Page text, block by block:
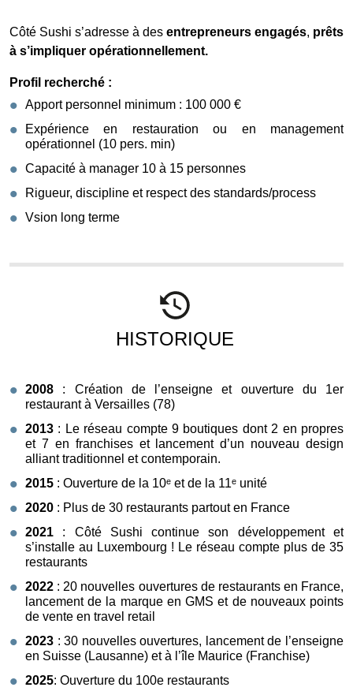
Côté Sushi s’adresse à des entrepreneurs engagés, prêts
à s’impliquer opérationnellement.
Profil recherché :
Apport personnel minimum : 100 000 €
Expérience en restauration ou en management
opérationnel (10 pers. min)
Capacité à manager 10 à 15 personnes
Rigueur, discipline et respect des standards/process
Vsion long terme
HISTORIQUE
2008 : Création de l’enseigne et ouverture du 1er
restaurant à Versailles (78)
2013 : Le réseau compte 9 boutiques dont 2 en propres
et 7 en franchises et lancement d’un nouveau design
alliant traditionnel et contemporain.
2015 : Ouverture de la 10ᵉ et de la 11ᵉ unité
2020 : Plus de 30 restaurants partout en France
2021 : Côté Sushi continue son développement et
s’installe au Luxembourg ! Le réseau compte plus de 35
restaurants
2022 : 20 nouvelles ouvertures de restaurants en France,
lancement de la marque en GMS et de nouveaux points
de vente en travel retail
2023 : 30 nouvelles ouvertures, lancement de l’enseigne
en Suisse (Lausanne) et à l’île Maurice (Franchise)
2025: Ouverture du 100e restaurants